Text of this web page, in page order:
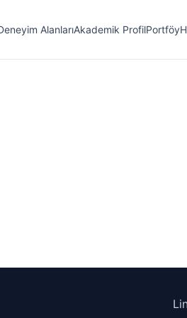
AlanlarıAkademik ProfilPortföy